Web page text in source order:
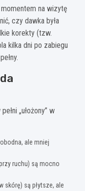
na wizytę
czy dawka była
korekty (tzw.
kilka dni po zabiegu
„ułożony” w
ale mniej
ruchu) są mocno
skórę) są płytsze, ale